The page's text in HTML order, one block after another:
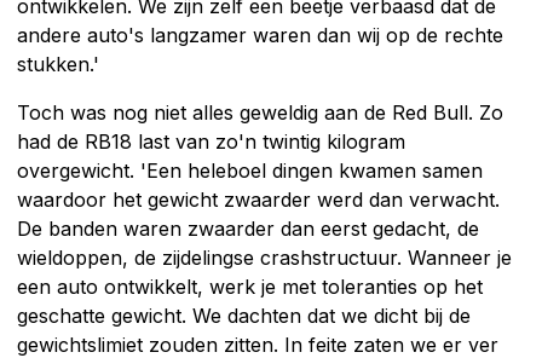
ontwikkelen. We zijn zelf een beetje verbaasd dat de
andere auto's langzamer waren dan wij op de rechte
stukken.'
Toch was nog niet alles geweldig aan de Red Bull. Zo
had de RB18 last van zo'n twintig kilogram
overgewicht. 'Een heleboel dingen kwamen samen
waardoor het gewicht zwaarder werd dan verwacht.
De banden waren zwaarder dan eerst gedacht, de
wieldoppen, de zijdelingse crashstructuur. Wanneer je
een auto ontwikkelt, werk je met toleranties op het
geschatte gewicht. We dachten dat we dicht bij de
gewichtslimiet zouden zitten. In feite zaten we er ver